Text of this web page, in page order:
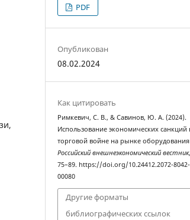
PDF
Опубликован
08.02.2024
Как цитировать
Римкевич, С. В., & Савинов, Ю. А. (2024).
Использование экономических санкций
торговой войне на рынке оборудования
Российский внешнеэкономический вестник
75–89. https://doi.org/10.24412.2072-
00080
Другие форматы
библиографических ссылок